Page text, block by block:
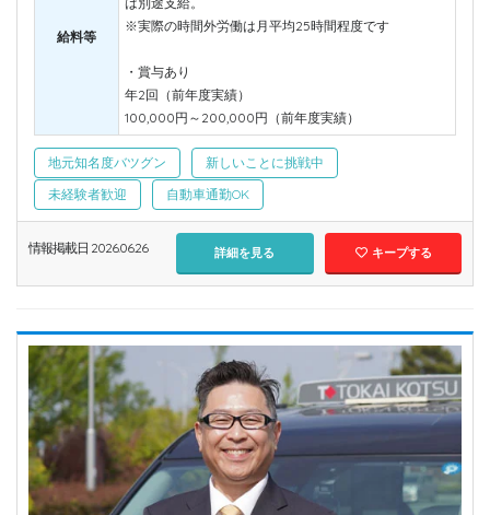
給料等
※実際の時間外労働は月平均25時間程度です
・賞与あり
年2回（前年度実績）
100,000円～200,000円（前年度実績）
地元知名度バツグン
新しいことに挑戦中
未経験者歓迎
自動車通勤OK
情報掲載日 2026.06.26 詳細を見る キープする